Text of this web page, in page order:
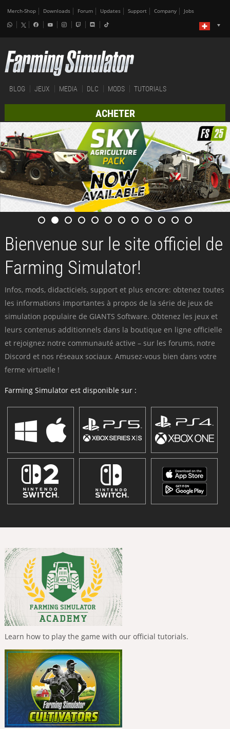
Merch-Shop Downloads Forum Updates Support Company Jobs
BLOG JEUX MEDIA DLC MODS TUTORIALS
ACHETER
Bienvenue sur le site officiel de
Farming Simulator!
Infos, mods, didacticiels, support et plus encore: obtenez toutes
les informations importantes à propos de la série de jeux de
simulation populaire de GIANTS Software. Obtenez les jeux et
leurs contenus additionnels dans la boutique en ligne officielle
et rejoignez notre communauté active – sur les forums, notre
Discord et nos réseaux sociaux. Amusez-vous bien dans votre
ferme virtuelle !
Farming Simulator est disponible sur :
Learn how to play the game with our official tutorials.